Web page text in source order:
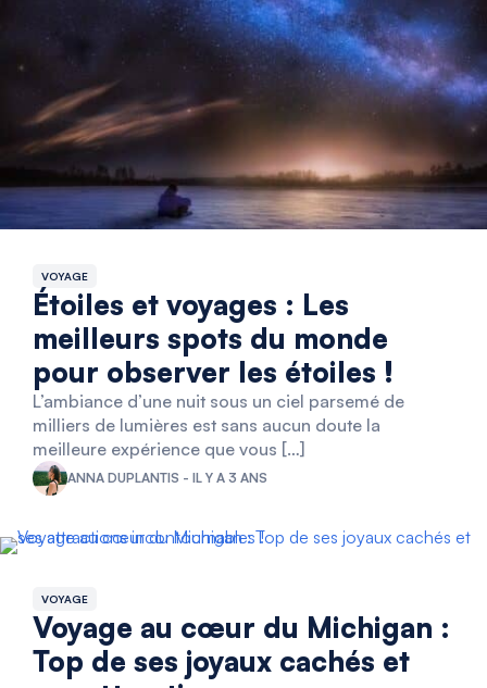
VOYAGE
Étoiles et voyages : Les
meilleurs spots du monde
pour observer les étoiles !
L’ambiance d’une nuit sous un ciel parsemé de
milliers de lumières est sans aucun doute la
meilleure expérience que vous […]
ANNA DUPLANTIS - IL Y A 3 ANS
VOYAGE
Voyage au cœur du Michigan :
Top de ses joyaux cachés et